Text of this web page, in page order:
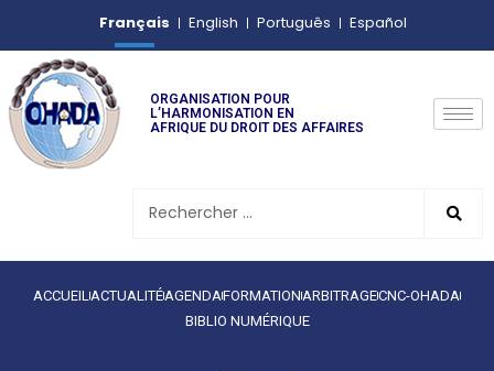
Français English Português Español
ORGANISATION POUR
L’HARMONISATION EN
AFRIQUE DU DROIT DES AFFAIRES
ACCUEIL ACTUALITÉAGENDAFORMATION ARBITRAGECNC-OHADA
BIBLIO NUMÉRIQUE